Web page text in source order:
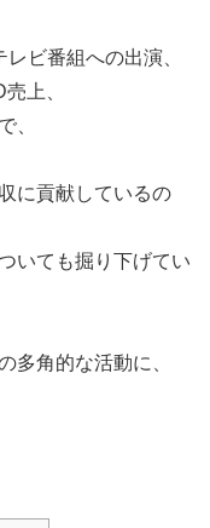
ビ番組への出演、
上、
、
に貢献しているの
いても掘り下げてい
多角的な活動に、